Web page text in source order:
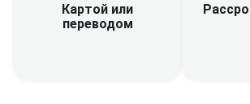
Картой или
переводом